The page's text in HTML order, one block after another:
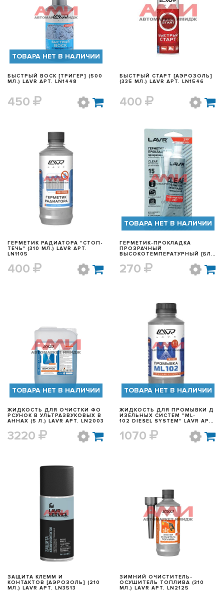
БЫСТРЫЙ ПРОСМОТР
ТОВАРА НЕТ В НАЛИЧИИ
БЫСТРЫЙ ВОСК [ТРИГЕР] (500
МЛ.) LAVR АРТ. LN1448
450
БЫСТРЫЙ ПРОСМОТР
БЫСТРЫЙ СТАРТ [АЭРОЗОЛЬ]
(335 МЛ.) LAVR АРТ. LN1546
400
БЫСТРЫЙ ПРОСМОТР
ГЕРМЕТИК РАДИАТОРА "СТОП-
ТЕЧЬ" (310 МЛ.) LAVR АРТ.
LN1105
400
БЫСТРЫЙ ПРОСМОТР
ТОВАРА НЕТ В НАЛИЧИИ
ГЕРМЕТИК-ПРОКЛАДКА
ПРОЗРАЧНЫЙ
ВЫСОКОТЕМПЕРАТУРНЫЙ [БЛИ
LN1740
270
БЫСТРЫЙ ПРОСМОТР
ТОВАРА НЕТ В НАЛИЧИИ
ЖИДКОСТЬ ДЛЯ ОЧИСТКИ ФО
РСУНОК В УЛЬТРАЗВУКОВЫХ В
АННАХ (5 Л.) LAVR АРТ. LN2003
3220
БЫСТРЫЙ ПРОСМОТР
ТОВАРА НЕТ В НАЛИЧИИ
ЖИДКОСТЬ ДЛЯ ПРОМЫВКИ Д
ИЗЕЛЬНЫХ СИСТЕМ "ML-
102 DIESEL SYSTEM" LAVR АРТ.
1070
БЫСТРЫЙ ПРОСМОТР
ЗАЩИТА КЛЕММ И
КОНТАКТОВ [АЭРОЗОЛЬ] (210
МЛ.) LAVR АРТ. LN3513
БЫСТРЫЙ ПРОСМОТР
ЗИМНИЙ ОЧИСТИТЕЛЬ-
ОСУШИТЕЛЬ ТОПЛИВА (310
МЛ.) LAVR АРТ. LN2125